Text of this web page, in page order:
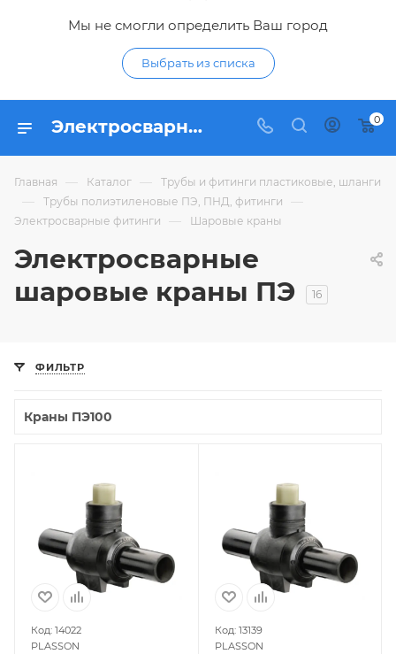
Мы не смогли определить Ваш город
Выбрать из списка
Электросварные шаровые краны ПЭ - купить шаровый кран подземный из полиэтилена по низким ценам в интернет-магазине Гидропромтехника в Курске 0
Главная — Каталог — Трубы и фитинги пластиковые, шланги
— Трубы полиэтиленовые ПЭ, ПНД, фитинги —
Электросварные фитинги — Шаровые краны
Электросварные
шаровые краны ПЭ
16
ФИЛЬТР
Краны ПЭ100
Код: 14022
PLASSON
Код: 13139
PLASSON